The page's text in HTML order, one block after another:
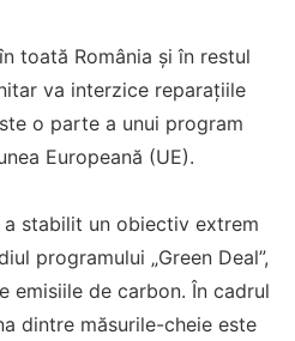
toată România și în restul
va interzice reparațiile
o parte a unui program
Europeană (UE).
a stabilit un obiectiv extrem
programului „Green Deal”,
emisiile de carbon. În cadrul
dintre măsurile-cheie este